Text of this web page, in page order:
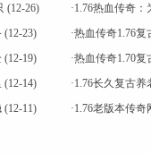
(12-26) ·1.76热血传奇
(12-23) ·热血传奇1.76复
(12-19) ·热血传奇1.70
(12-14) ·1.76长久复古
(12-11) ·1.76老版本传